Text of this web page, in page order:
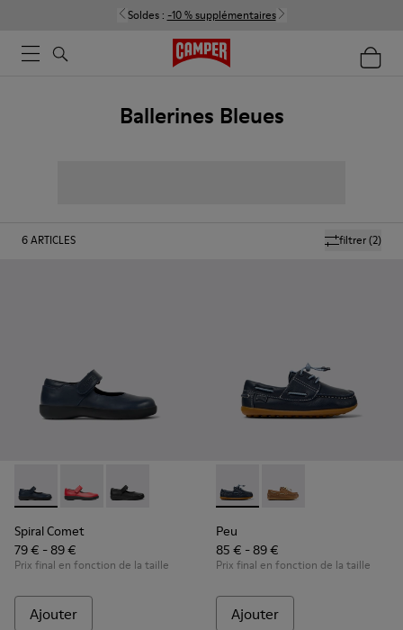
Soldes : -10 % supplémentaires
Ballerines Bleues
filtrer(2)
6ARTICLES
Spiral Comet - 80356-031 - Chaussures en cuir bleu pour
Spiral Comet - 80356-030
Spiral Comet - 80356-003
Spiral Comet
79 € - 89 €
Prix final en fonction de la taille
Ajouter
Peu - K800689-002 -
Peu - K800689-004
Peu
85 € - 89 €
Prix final en fonction de la taille
Ajouter